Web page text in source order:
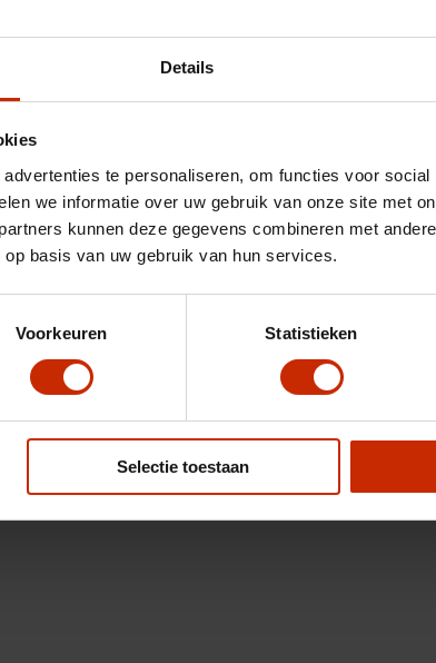
Details
te personaliseren, om functies voor
we informatie over uw gebruik van onze site met
kunnen deze gegevens combineren met
basis van uw gebruik van hun services.
Voorkeuren Statistieken
Selectie toestaan